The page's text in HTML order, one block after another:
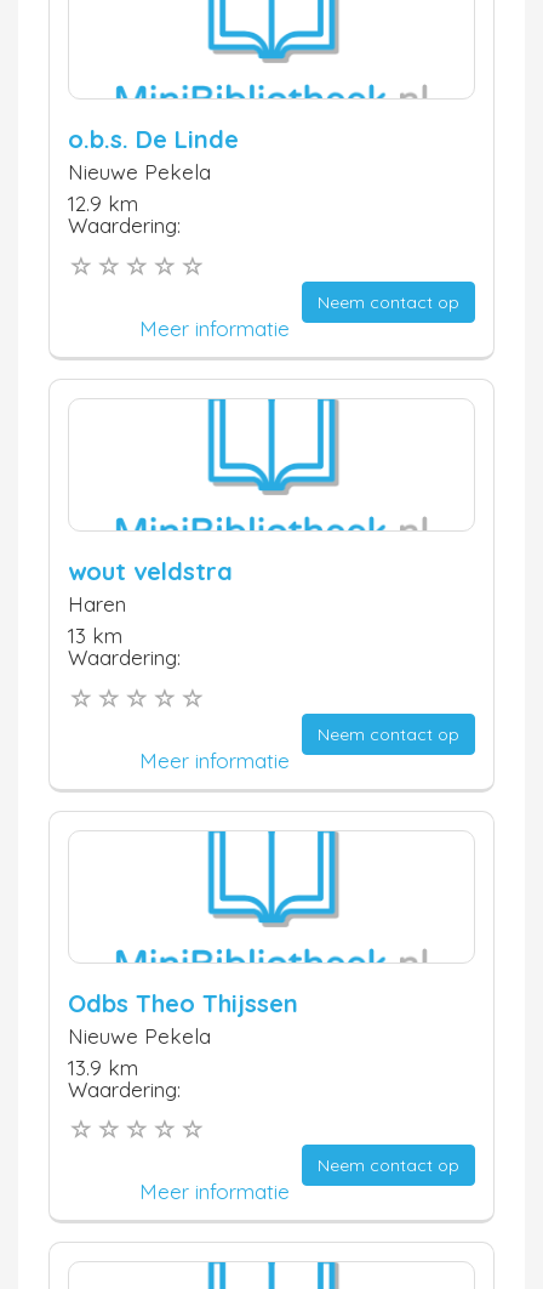
o.b.s. De Linde
Nieuwe Pekela
12.9 km
Waardering:
Neem contact op
Meer informatie
wout veldstra
Haren
13 km
Waardering:
Neem contact op
Meer informatie
Odbs Theo Thijssen
Nieuwe Pekela
13.9 km
Waardering:
Neem contact op
Meer informatie